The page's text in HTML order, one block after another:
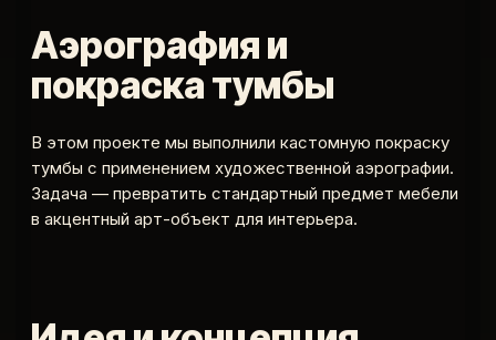
Аэрография и
покраска тумбы
В этом проекте мы выполнили кастомную покраску
тумбы с применением художественной аэрографии.
Задача — превратить стандартный предмет мебели
в акцентный арт-объект для интерьера.